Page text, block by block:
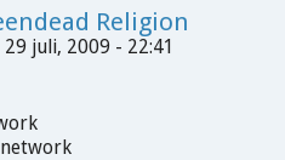
Religion
juli, 2009 - 22:41